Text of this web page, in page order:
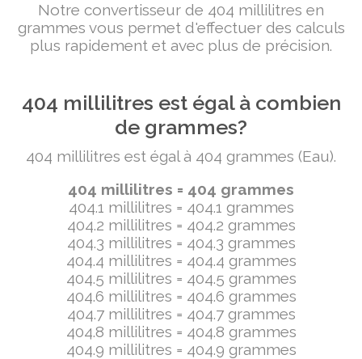
Notre convertisseur de 404 millilitres en
grammes vous permet d'effectuer des calculs
plus rapidement et avec plus de précision.
404 millilitres est égal à combien
de grammes?
404 millilitres est égal à 404 grammes (Eau).
404 millilitres = 404 grammes
404.1 millilitres = 404.1 grammes
404.2 millilitres = 404.2 grammes
404.3 millilitres = 404.3 grammes
404.4 millilitres = 404.4 grammes
404.5 millilitres = 404.5 grammes
404.6 millilitres = 404.6 grammes
404.7 millilitres = 404.7 grammes
404.8 millilitres = 404.8 grammes
404.9 millilitres = 404.9 grammes